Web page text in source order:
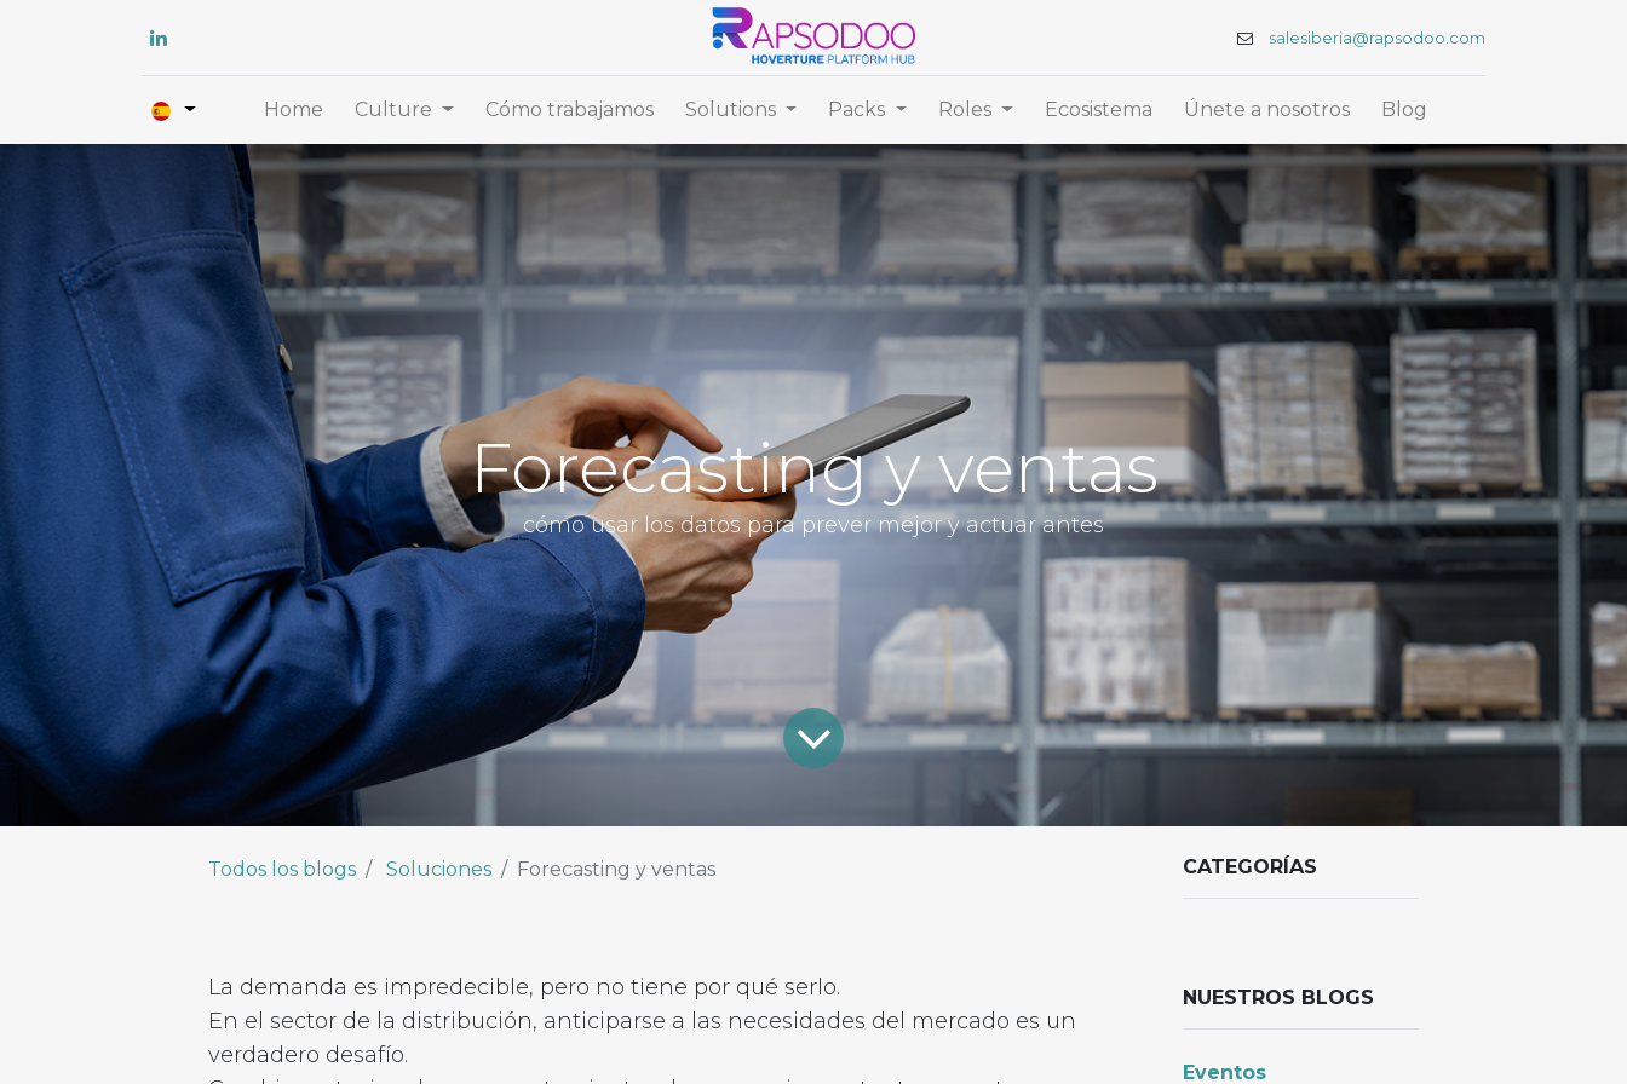
salesiberia@rapsodoo.com
Home Culture Cómo trabajamos Solutions Packs Roles Ecosistema Únete a nosotros Blog
Forecasting y ventas
cómo usar los datos para prever mejor y actuar antes
Todos los blogs Soluciones Forecasting y ventas
La demanda es impredecible, pero no tiene por qué serlo.
En el sector de la distribución, anticiparse a las necesidades del mercado es un
verdadero desafío.
CATEGORÍAS
NUESTROS BLOGS
Eventos